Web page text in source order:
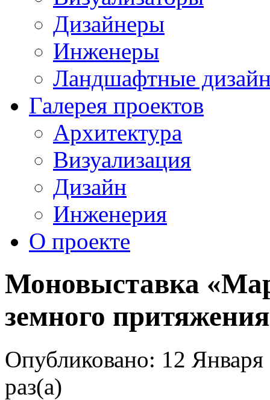
Дизайнеры
Инженеры
Ландшафтные
Галерея проектов
Архитектура
Визуализация
Дизайн
Инженерия
О проекте
Мо­но­вы­став­ка
земного
Опубликовано: 12
раз(а)